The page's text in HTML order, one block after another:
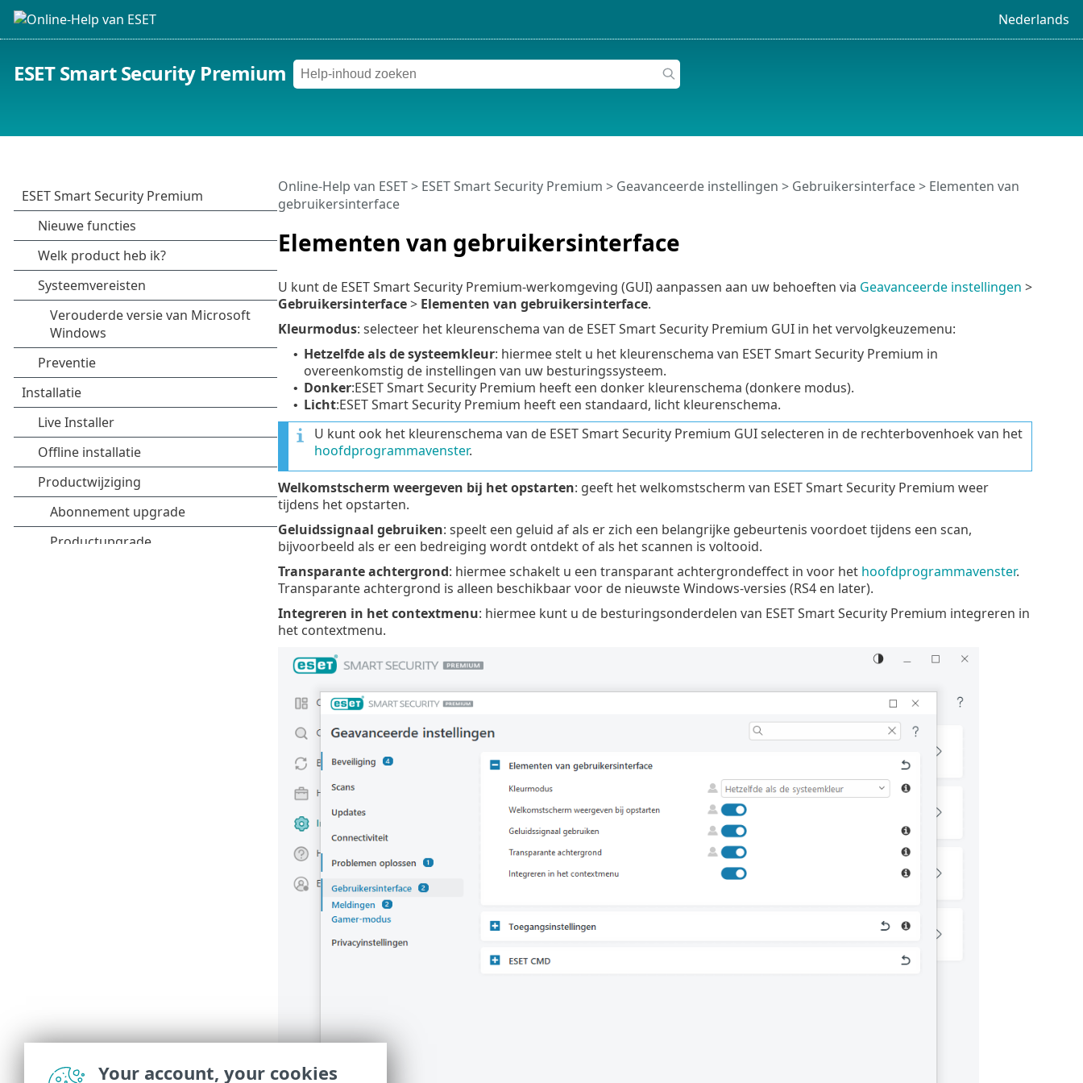
Nederlands
ESET Smart Security Premium
Elementen van gebruikersinterface
Online-Help van ESET> ESET Smart Security Premium > Geavanceerde instellingen > Gebruikersinterface> Elementen van
gebruikersinterface
U kunt de ESET Smart Security Premium-werkomgeving (GUI) aanpassen aan uw behoeften via Geavanceerde instellingen >
Gebruikersinterface> Elementen van gebruikersinterface.
Kleurmodus: selecteer het kleurenschema van de ESET Smart Security Premium GUI in het vervolgkeuzemenu:
• Hetzelfde als de systeemkleur: hiermee stelt u het kleurenschema van ESET Smart Security Premium in
overeenkomstig de instellingen van uw besturingssysteem.
• Donker:ESET Smart Security Premium heeft een donker kleurenschema (donkere modus).
• Licht:ESET Smart Security Premium heeft een standaard, licht kleurenschema.
U kunt ook het kleurenschema van de ESET Smart Security Premium GUI selecteren in de rechterbovenhoek van het
hoofdprogrammavenster.
Welkomstscherm weergeven bij het opstarten: geeft het welkomstscherm van ESET Smart Security Premium weer
tijdens het opstarten.
Geluidssignaal gebruiken: speelt een geluid af als er zich een belangrijke gebeurtenis voordoet tijdens een scan,
bijvoorbeeld als er een bedreiging wordt ontdekt of als het scannen is voltooid.
Transparante achtergrond: hiermee schakelt u een transparant achtergrondeffect in voor het hoofdprogrammavenster.
Transparante achtergrond is alleen beschikbaar voor de nieuwste Windows-versies (RS4 en later).
Integreren in het contextmenu: hiermee kunt u de besturingsonderdelen van ESET Smart Security Premium integreren in
het contextmenu.
Your account, your cookies